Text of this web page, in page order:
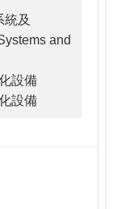
統及
and
設備
設備